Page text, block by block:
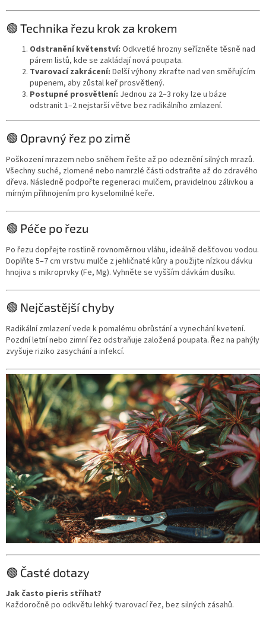
🟢 Technika řezu krok za krokem
Odstranění květenství: Odkvetlé hrozny seřízněte těsně nad
párem listů, kde se zakládají nová poupata.
Tvarovací zakrácení: Delší výhony zkraťte nad ven směřujícím
pupenem, aby zůstal keř prosvětlený.
Postupné prosvětlení: Jednou za 2–3 roky lze u báze
odstranit 1–2 nejstarší větve bez radikálního zmlazení.
🟢 Opravný řez po zimě
Poškození mrazem nebo sněhem řešte až po odeznění silných mrazů.
Všechny suché, zlomené nebo namrzlé části odstraňte až do zdravého
dřeva. Následně podpořte regeneraci mulčem, pravidelnou zálivkou a
mírným přihnojením pro kyselomilné keře.
🟢 Péče po řezu
Po řezu dopřejte rostlině rovnoměrnou vláhu, ideálně dešťovou vodou.
Doplňte 5–7 cm vrstvu mulče z jehličnaté kůry a použijte nízkou dávku
hnojiva s mikroprvky (Fe, Mg). Vyhněte se vyšším dávkám dusíku.
🟢 Nejčastější chyby
Radikální zmlazení vede k pomalému obrůstání a vynechání kvetení.
Pozdní letní nebo zimní řez odstraňuje založená poupata. Řez na pahýly
zvyšuje riziko zasychání a infekcí.
🟢 Časté dotazy
Jak často pieris stříhat?
Každoročně po odkvětu lehký tvarovací řez, bez silných zásahů.